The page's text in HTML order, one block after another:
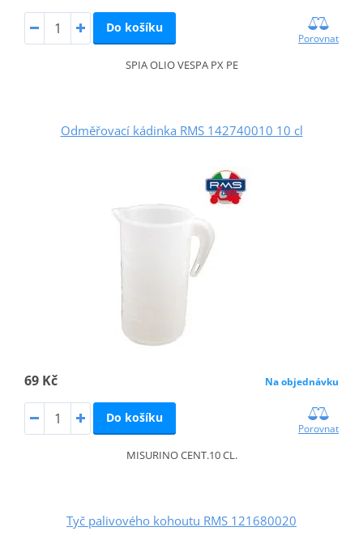
Do košíku
Porovnat
SPIA OLIO VESPA PX PE
Odměřovací kádinka RMS 142740010 10 cl
69 Kč Na objednávku
Do košíku
Porovnat
MISURINO CENT.10 CL.
Tyč palivového kohoutu RMS 121680020